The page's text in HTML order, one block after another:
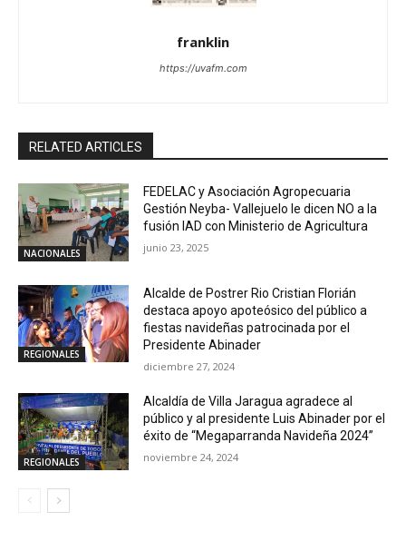
franklin
https://uvafm.com
RELATED ARTICLES
NACIONALES
FEDELAC y Asociación Agropecuaria
Gestión Neyba- Vallejuelo le dicen NO a la
fusión IAD con Ministerio de Agricultura
junio 23, 2025
REGIONALES
Alcalde de Postrer Rio Cristian Florián
destaca apoyo apoteósico del público a
fiestas navideñas patrocinada por el
Presidente Abinader
diciembre 27, 2024
REGIONALES
Alcaldía de Villa Jaragua agradece al
público y al presidente Luis Abinader por el
éxito de “Megaparranda Navideña 2024”
noviembre 24, 2024